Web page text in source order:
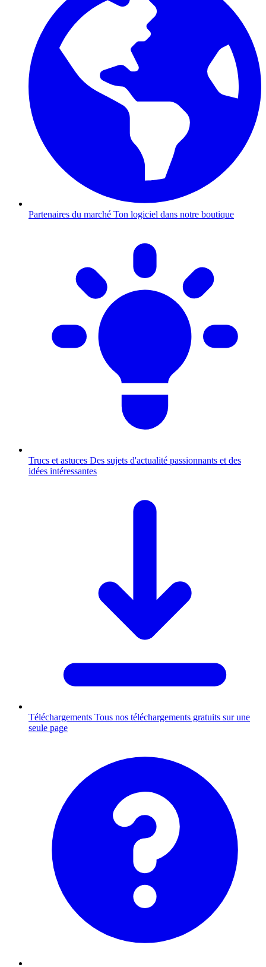
Partenaires du marché Ton logiciel dans notre boutique
Trucs et astuces Des sujets d'actualité passionnants et des
idées intéressantes
Téléchargements Tous nos téléchargements gratuits sur une
seule page